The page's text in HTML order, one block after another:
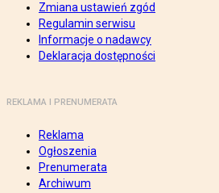
Zmiana ustawień zgód
Regulamin serwisu
Informacje o nadawcy
Deklaracja dostępności
REKLAMA I PRENUMERATA
Reklama
Ogłoszenia
Prenumerata
Archiwum